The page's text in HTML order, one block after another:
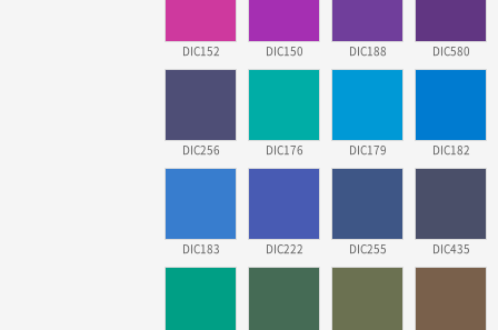
DIC152 DIC150 DIC188 DIC580
DIC256 DIC176 DIC179 DIC182
DIC183 DIC222 DIC255 DIC435